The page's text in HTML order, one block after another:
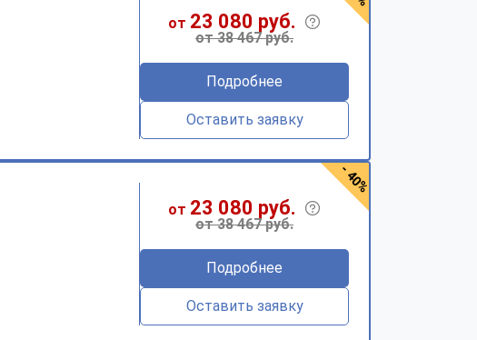
от 23 080 руб.
от 38 467 руб.
Подробнее
Оставить заявку
от 23 080 руб.
от 38 467 руб.
Подробнее
Оставить заявку
- 40%